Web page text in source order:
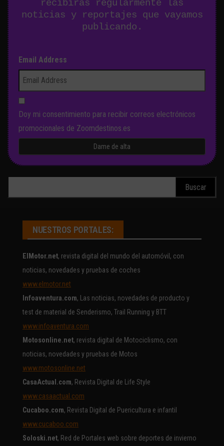
recibirás regularmente las
noticias y reportajes que vayamos
publicando.
Email Address
Doy mi consentimiento para recibir correos electrónicos
promocionales de Zoomdestinos.es
NUESTROS PORTALES:
ElMotor.net, revista digital del mundo del automóvil, con
noticias, novedades y pruebas de coches
www.elmotor.net
Infoaventura.com, Las noticias, novedades de producto y
test de material de Senderismo, Trail Running y BTT
www.infoaventura.com
Motosonline.net, revista digital de Motociclismo, con
noticias, novedades y pruebas de Motos
www.motosonline.net
CasaActual.com, Revista Digital de Life Style
www.casaactual.com
Cucaboo.com, Revista Digital de Puericultura e infantil
www.cucaboo.com
Soloski.net, Red de Portales web sobre deportes de invierno